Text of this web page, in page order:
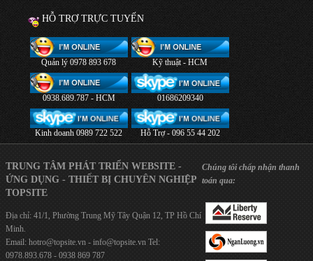
HỖ TRỢ TRỰC TUYẾN
Quản lý 0978 893 678 Kỹ thuật - HCM
0938.689.787 - HCM 01686209340
Kinh doanh 0989 722 522 Hỗ Trợ - 096 55 44 202
TRUNG TÂM PHÁT TRIỂN WEBSITE -
ỨNG DỤNG - THIẾT BỊ CHUYÊN NGHIỆP
TOPSITE
Địa chỉ: 41/1, Phường Trung Mỹ Tây Quận 12, TP Hồ Chí
Minh.
Email: hotro@topsite.vn - info@topsite.vn Tel:
0978.893.678 - 0938 869 787
Chúng tôi chấp nhận thanh
toán qua: